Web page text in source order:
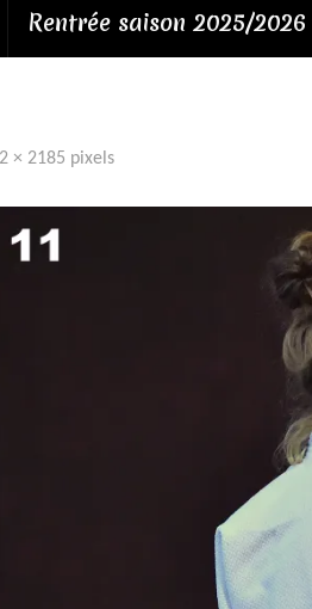
Rentrée saison 2025/2026
× 2185 pixels